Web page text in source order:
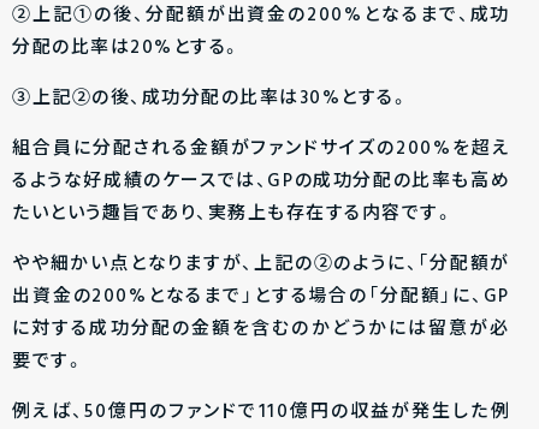
②上記①の後、分配額が出資金の200%となるまで、成功
分配の比率は20%とする。
③上記②の後、成功分配の比率は30%とする。
組合員に分配される金額がファンドサイズの200%を超え
るような好成績のケースでは、GPの成功分配の比率も高め
たいという趣旨であり、実務上も存在する内容です。
やや細かい点となりますが、上記の②のように、「分配額が
出資金の200%となるまで」とする場合の「分配額」に、GP
に対する成功分配の金額を含むのかどうかには留意が必
要です。
例えば、50億円のファンドで110億円の収益が発生した例